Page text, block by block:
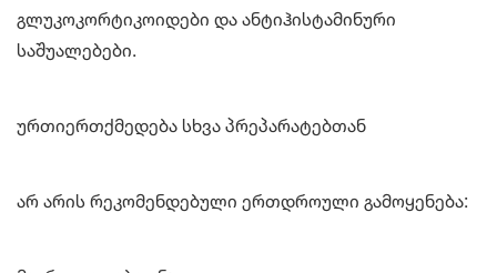
გლუკოკორტიკოიდები და ანტიჰისტამინური
საშუალებები.
ურთიერთქმედება სხვა პრეპარატებთან
არ არის რეკომენდებული ერთდროული გამოყენება: